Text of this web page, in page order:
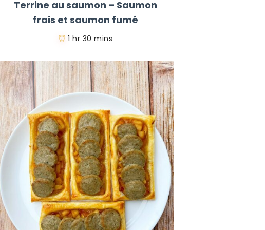
Terrine au saumon – Saumon
frais et saumon fumé
1 hr 30 mins